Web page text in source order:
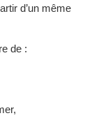
d’un même
de :